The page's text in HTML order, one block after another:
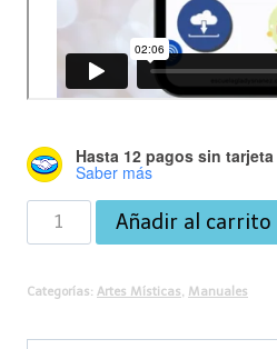
Hasta 12 pagos sin tarjeta
Saber más
Manual
de
Añadir al carrito
Categorías: Artes Místicas Manuales